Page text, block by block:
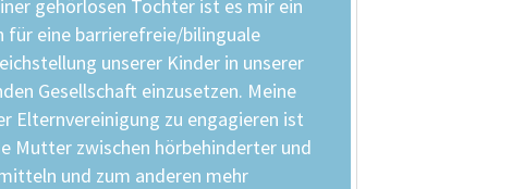
gehörlosen Tochter ist es mir ein
für eine barrierefreie/bilinguale
unserer Kinder in unserer
Gesellschaft einzusetzen. Meine
Elternvereinigung zu engagieren ist
Mutter zwischen hörbehinderter und
und zum anderen mehr